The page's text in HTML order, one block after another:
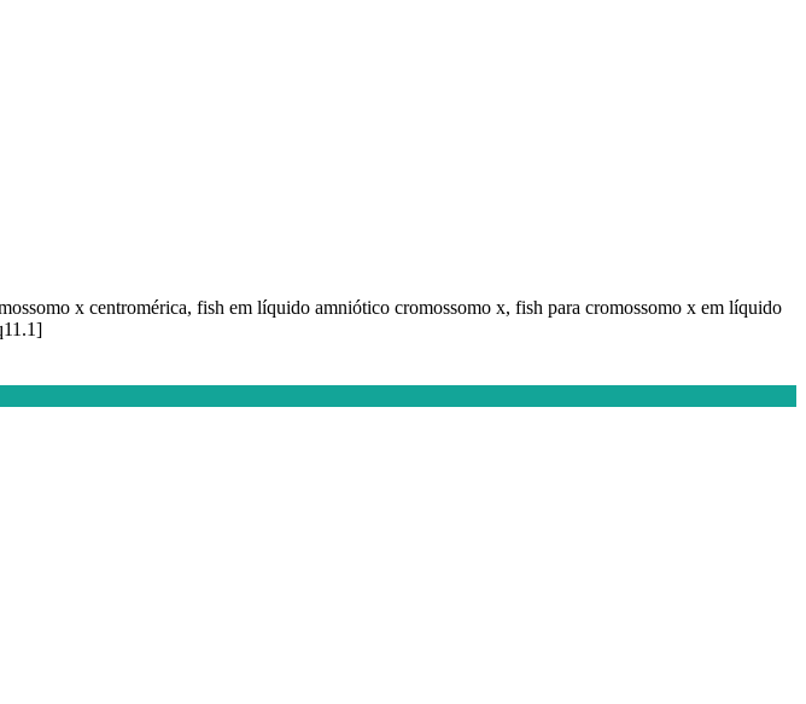
x centromérica, fish em líquido amniótico cromossomo x, fish para cromossomo x em líquido